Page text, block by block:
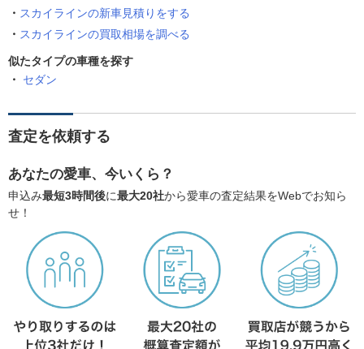
スカイラインの新車見積りをする
スカイラインの買取相場を調べる
似たタイプの車種を探す
セダン
査定を依頼する
あなたの愛車、今いくら？
申込み最短3時間後に最大20社から愛車の査定結果をWebでお知ら
せ！